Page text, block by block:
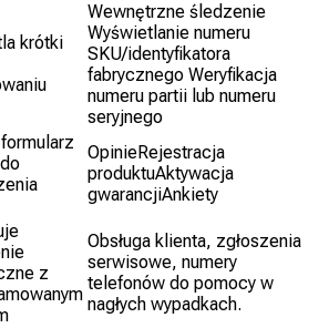
krótki
Wewnętrzne śledzenie
Wyświetlanie numeru
SKU/identyfikatora
fabrycznego Weryfikacja
numeru partii lub numeru
seryjnego
OpinieRejestracja
produktuAktywacja
gwarancjiAnkiety
z
Obsługa klienta, zgłoszenia
serwisowe, numery
telefonów do pomocy w
nagłych wypadkach.